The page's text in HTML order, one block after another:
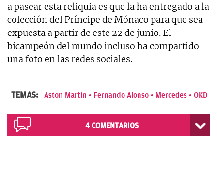
a pasear esta reliquia es que la ha entregado a la
colección del Príncipe de Mónaco para que sea
expuesta a partir de este 22 de junio. El
bicampeón del mundo incluso ha compartido
una foto en las redes sociales.
TEMAS: Aston Martin Fernando Alonso Mercedes OKD
4COMENTARIOS